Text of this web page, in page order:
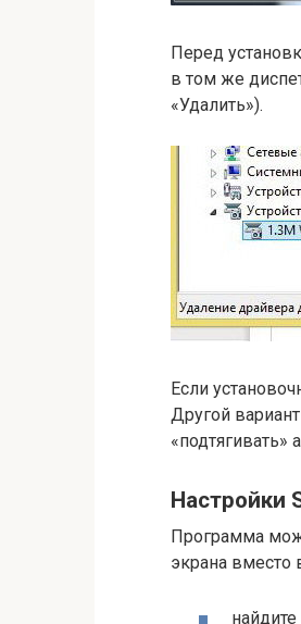
Перед
в том же
«Удалить»).
Если
Другой
Настройки
Программа
экрана вместо